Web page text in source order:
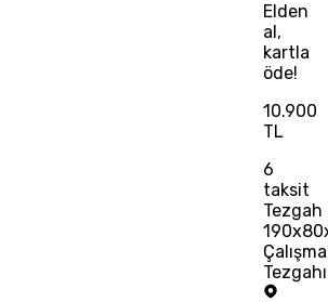
Elden
al,
kartla
öde!
10.900
TL
6
taksit
Tezgah
Çalışma
Tezgahı